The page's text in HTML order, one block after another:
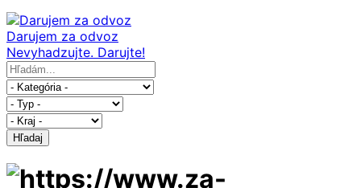
Darujem za odvoz
Nevyhadzujte. Darujte!
Hľadaj